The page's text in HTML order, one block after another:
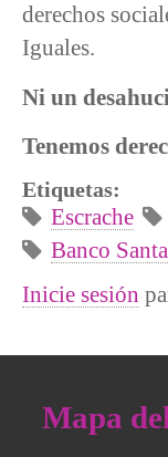
derechos
Iguales.
Ni un
Tenemos
Etiquetas:
Escrache
Banco
Inicie sesión
Mapa